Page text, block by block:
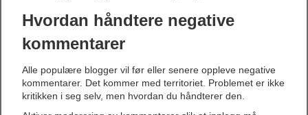
Hvordan håndtere negative
kommentarer
Alle populære blogger vil før eller senere oppleve negative
kommentarer. Det kommer med territoriet. Problemet er ikke
kritikken i seg selv, men hvordan du håndterer den.